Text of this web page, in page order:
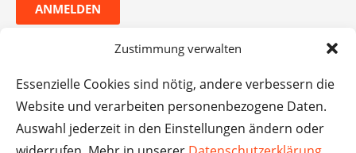
Zustimmung verwalten
Essenzielle Cookies sind nötig, andere verbessern die
Website und verarbeiten personenbezogene Daten.
Auswahl jederzeit in den Einstellungen ändern oder
ANMELDEN